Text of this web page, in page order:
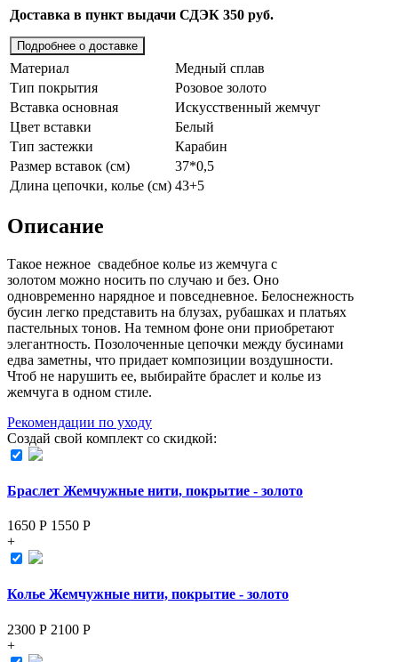
Доставка в пункт выдачи СДЭК 350 руб.
Подробнее о доставке
Материал
Медный сплав
Тип покрытия
Розовое золото
Вставка основная
Искусственный жемчуг
Цвет вставки
Белый
Тип застежки
Карабин
Размер вставок (см)
37*0,5
Длина цепочки, колье (см) 43+5
Описание
Такое нежное свадебное колье из жемчуга с
золотом можно носить по случаю и без. Оно
одновременно нарядное и повседневное. Белоснежность
бусин легко представить на блузах, рубашках и платьях
пастельных тонов. На темном фоне они приобретают
элегантность. Позолоченные цепочки между бусинами
едва заметны, что придает композиции воздушности.
Чтоб не нарушить ее, выбирайте браслет и колье из
жемчуга в одном стиле.
Рекомендации по уходу
Создай свой комплект со скидкой:
Браслет Жемчужные нити, покрытие - золото
1650 Р 1550 Р
+
Колье Жемчужные нити, покрытие - золото
2300 Р 2100 Р
+